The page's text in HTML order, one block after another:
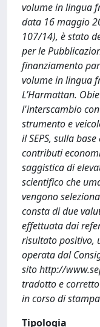
volume in lingua
data 16 maggio
107/14), è stato
per le
finanziamento
volume in lingua
L’Harmattan.
l'interscambio
strumento e
il SEPS, sulla
contributi
saggistica di
scientifico che
vengono
consta di due
effettuata dai
risultato positivo,
operata dal
sito http://
tradotto e
in corso di
Tipologia